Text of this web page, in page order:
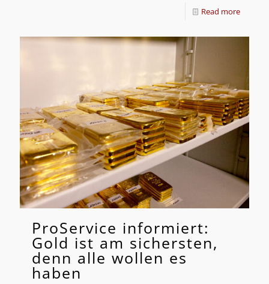
Read more
ProService informiert:
Gold ist am sichersten,
denn alle wollen es
haben